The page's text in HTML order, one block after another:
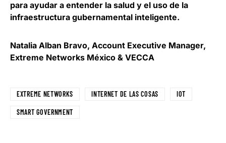
para ayudar a entender la salud y el uso de la
infraestructura gubernamental inteligente.
Natalia Alban Bravo, Account Executive Manager,
Extreme Networks México & VECCA
EXTREME NETWORKS INTERNET DE LAS COSAS IOT
SMART GOVERNMENT